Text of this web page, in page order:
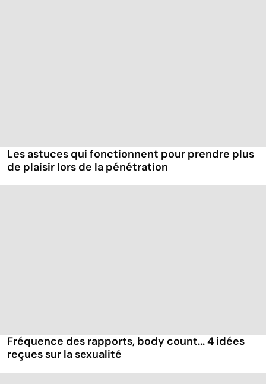
Les astuces qui fonctionnent pour prendre plus
de plaisir lors de la pénétration
Fréquence des rapports, body count... 4 idées
reçues sur la sexualité